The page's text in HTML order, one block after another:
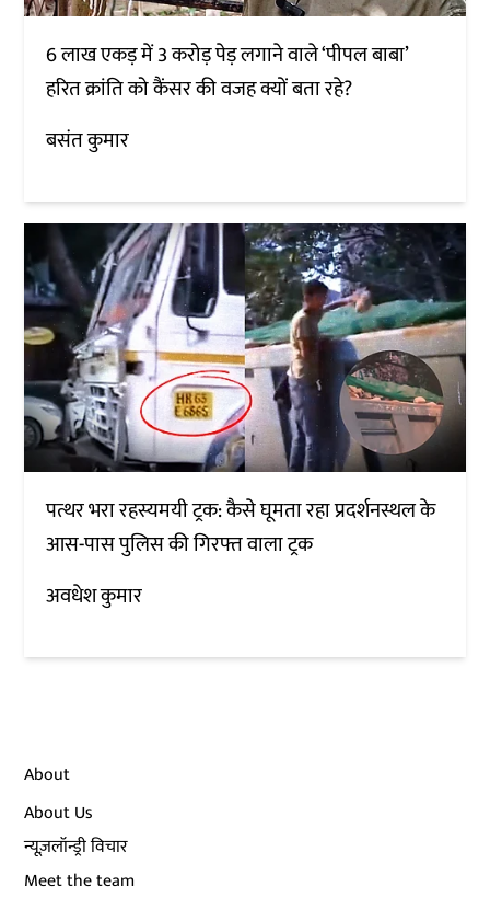
6 लाख एकड़ में 3 करोड़ पेड़ लगाने वाले ‘पीपल बाबा’
हरित क्रांति को कैंसर की वजह क्यों बता रहे?
बसंत कुमार
पत्थर भरा रहस्यमयी ट्रक: कैसे घूमता रहा प्रदर्शनस्थल के
आस-पास पुलिस की गिरफ्त वाला ट्रक
अवधेश कुमार
About
About Us
न्यूज़लॉन्ड्री विचार
Meet the team